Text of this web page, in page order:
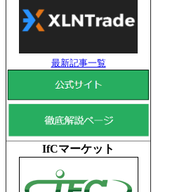
最新記事一覧
IfCマーケット